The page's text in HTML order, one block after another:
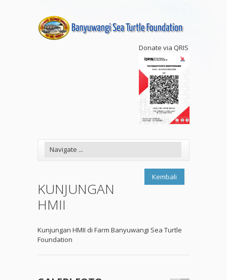
Donate via QRIS
Kembali
KUNJUNGAN
HMII
Kunjungan HMII di Farm Banyuwangi Sea Turtle
Foundation